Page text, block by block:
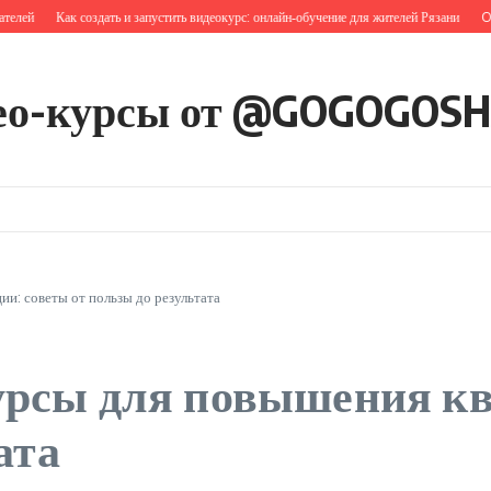
Как создать и запустить видеокурс: онлайн‑обучение для жителей Рязани
курсы от
советы от пользы до результата
для повышения